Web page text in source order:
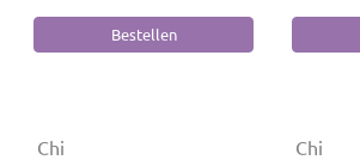
Chi Chi